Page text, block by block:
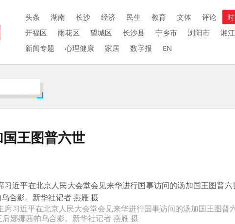
头条 湖南 长沙 经济 民生 教育 文体 评论
开福区
雨花区 望城区 长沙县 宁乡市 浏阳市 湘
新闻专题
心理健康 家居 数字报 EN
王图普六世
席习近平在北京人民大会堂会见来华进行国事访问的汤加国王图普
娜娜茜帕乌合影。新华社记者 燕雁 摄